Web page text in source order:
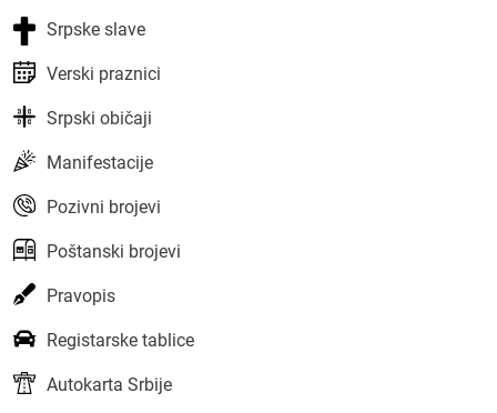
Srpske slave
Verski praznici
Srpski običaji
Manifestacije
Pozivni brojevi
Poštanski brojevi
Pravopis
Registarske tablice
Autokarta Srbije